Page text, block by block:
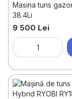
Masina tuns
38.4Li
9 500 Lei